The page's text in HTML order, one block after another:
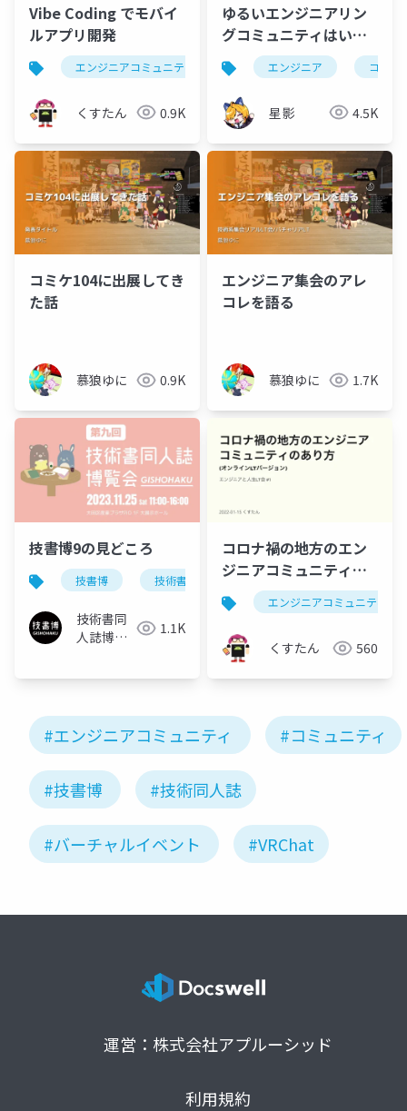
Vibe Coding でモバイ
ルアプリ開発
エンジニアコミュニティ webナイト宮崎
くすたん 0.9K
ゆるいエンジニアリン
グコミュニティはいい
ぞ
エンジニア コミュ
星影 4.5K
コミケ104に出展してき
た話
慕狼ゆに 0.9K
エンジニア集会のアレ
コレを語る
慕狼ゆに 1.7K
技書博9の見どころ
技書博 技術書同人誌博覧会
技術書同
人誌博覧
1.1K
コロナ禍の地方のエン
ジニアコミュニティの
あり方コロナ禍の地方
のエンジニアコミュニ
ティのあり方
エンジニアコミュニティ
くすたん 560
#エンジニアコミュニティ #コミュニティ
#技書博 #技術同人誌
#バーチャルイベント #VRChat
運営：株式会社アプルーシッド
利用規約